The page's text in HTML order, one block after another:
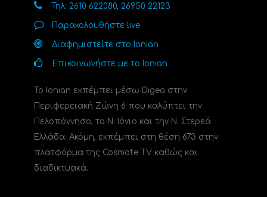
Τηλ: 2610 622080, 26950 22123
Παρακολουθήστε live
Διαφημιστείτε στο Ionian
Επικοινωνήστε με το Ionian
Το Ionian εκπέμπει μέσω Digea στην
Περιφερειακή Ζώνη 6 που καλύπτει την
Πελοπόννησο, το N. Ιόνιο και την Ν. Στερεά
Ελλάδα. Ακόμη, εκπέμπει στη θέση 673 στην
πλατφόρμα της Cosmote TV καθώς και
διαδικτυακά.